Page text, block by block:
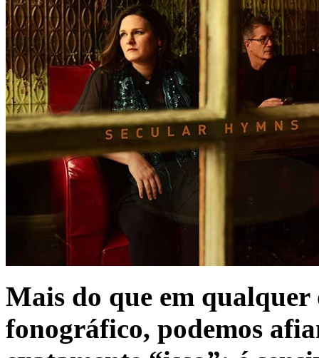
Mais do que em
fonográfico, podemos